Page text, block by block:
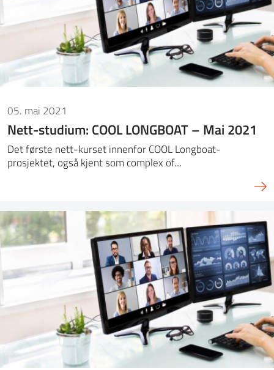
05. mai 2021
Nett-studium: COOL LONGBOAT – Mai 2021
Det første nett-kurset innenfor COOL Longboat-
prosjektet, også kjent som complex of…